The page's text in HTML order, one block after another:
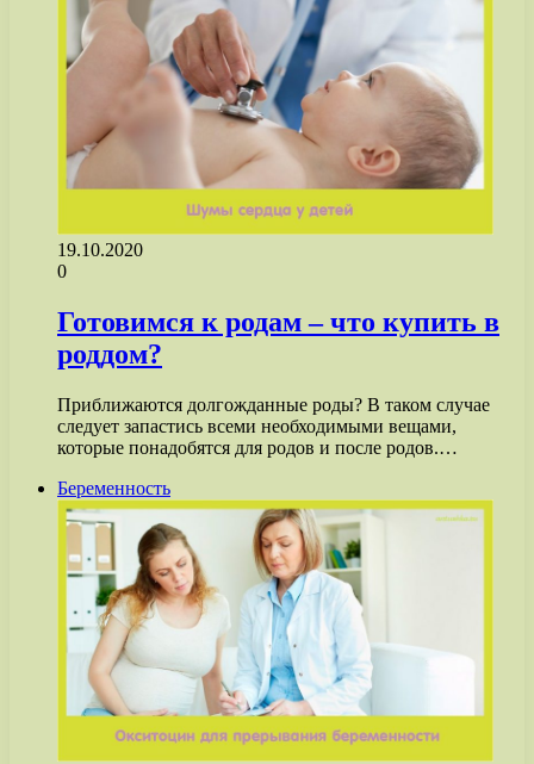
19.10.2020
0
Готовимся к родам – что купить в
роддом?
Приближаются долгожданные роды? В таком случае
следует запастись всеми необходимыми вещами,
которые понадобятся для родов и после родов.…
Беременность